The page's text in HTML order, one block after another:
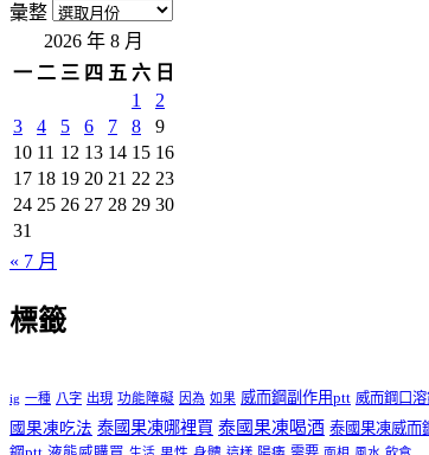
彙整
2026 年 8 月
一 二 三 四 五 六 日
1
2
3
4 5 6 7 8
9
10 11 12 13 14 15 16
17 18 19 20 21 22 23
24 25 26 27 28 29 30
31
« 7 月
標籤
ig 一種 八字 出現 功能障礙 因為 如果 威而鋼副作用ptt 威而鋼口
國果凍吃法 泰國果凍哪裡買 泰國果凍喝酒 泰國果凍威而
生活 這樣 面相 風水 飲食